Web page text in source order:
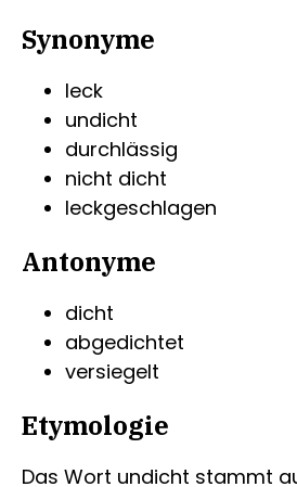
Synonyme
leck
undicht
durchlässig
nicht dicht
leckgeschlagen
Antonyme
dicht
abgedichtet
versiegelt
Etymologie
Das Wort undicht stammt